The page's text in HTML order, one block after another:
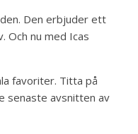
Den erbjuder ett
Och nu med Icas
favoriter. Titta på
senaste avsnitten av